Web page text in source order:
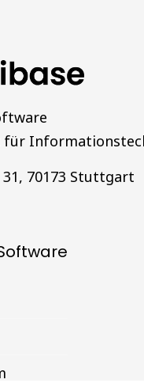
für
70173 Stuttgart